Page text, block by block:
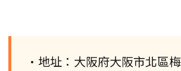
•地址：大阪府大阪市北區